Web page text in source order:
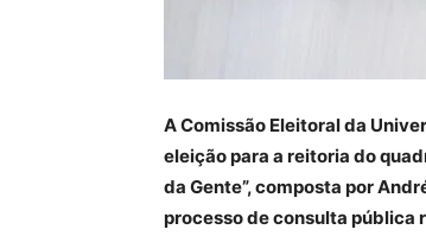
A Comissão Eleitoral da
eleição para a reitoria do
da Gente”, composta por
processo de consulta pública